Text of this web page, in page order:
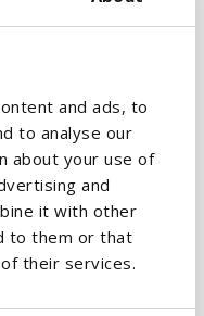
and ads, to
to analyse our
about your use of
and
it with other
to them or that
their services.
σέβονται το
την
από τους κ.
Υποστήριξη
Χημικό
τεχνογνωσίας
προσέφεραν